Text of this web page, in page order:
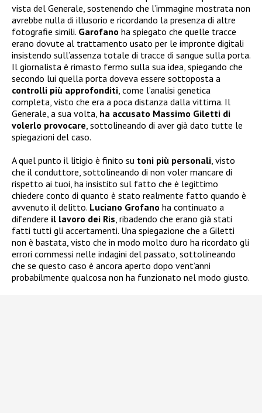
vista del Generale, sostenendo che l’immagine mostrata non
avrebbe nulla di illusorio e ricordando la presenza di altre
fotografie simili. Garofano ha spiegato che quelle tracce
erano dovute al trattamento usato per le impronte digitali
insistendo sull’assenza totale di tracce di sangue sulla porta.
Il giornalista è rimasto fermo sulla sua idea, spiegando che
secondo lui quella porta doveva essere sottoposta a
controlli più approfonditi , come l’analisi genetica
completa, visto che era a poca distanza dalla vittima. Il
Generale, a sua volta, ha accusato Massimo Giletti di
volerlo provocare , sottolineando di aver già dato tutte le
spiegazioni del caso.
A quel punto il litigio è finito su toni più personali , visto
che il conduttore, sottolineando di non voler mancare di
rispetto ai tuoi, ha insistito sul fatto che è legittimo
chiedere conto di quanto è stato realmente fatto quando è
avvenuto il delitto. Luciano Grofano ha continuato a
difendere il lavoro dei Ris , ribadendo che erano già stati
fatti tutti gli accertamenti. Una spiegazione che a Giletti
non è bastata, visto che in modo molto duro ha ricordato gli
errori commessi nelle indagini del passato, sottolineando
che se questo caso è ancora aperto dopo vent’anni
probabilmente qualcosa non ha funzionato nel modo giusto.